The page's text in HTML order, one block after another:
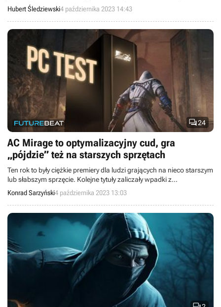
zapewniając o powrocie do korzeni serii, gdyż gra kładzie duży
nacisk na skradanie.
Hubert Śledziewski4 października 2023 14:43
24
AC Mirage to optymalizacyjny cud, gra
„pójdzie” też na starszych sprzętach
Ten rok to były ciężkie premiery dla ludzi grających na nieco starszym
lub słabszym sprzęcie. Kolejne tytuły zaliczały wpadki z
optymalizacją, czy raczej jej brakiem. Na szczęście Assassin's
Creed: Mirage pokazuje, że nie musi to być norma.
Konrad Sarzyński4 października 2023 13:03